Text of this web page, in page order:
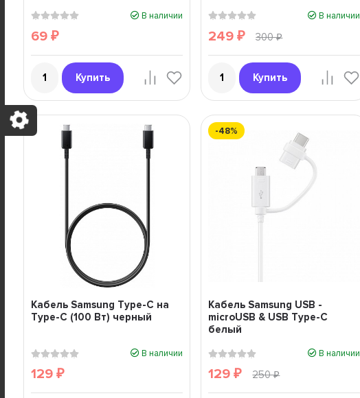
В наличии
69₽
Купить
В наличии
249₽ 300₽
Купить
Кабель Samsung Type-C на
Type-C (100 Вт) черный
В наличии
129₽
-48%
Кабель Samsung USB -
microUSB & USB Type-C
белый
В наличии
129₽ 250₽